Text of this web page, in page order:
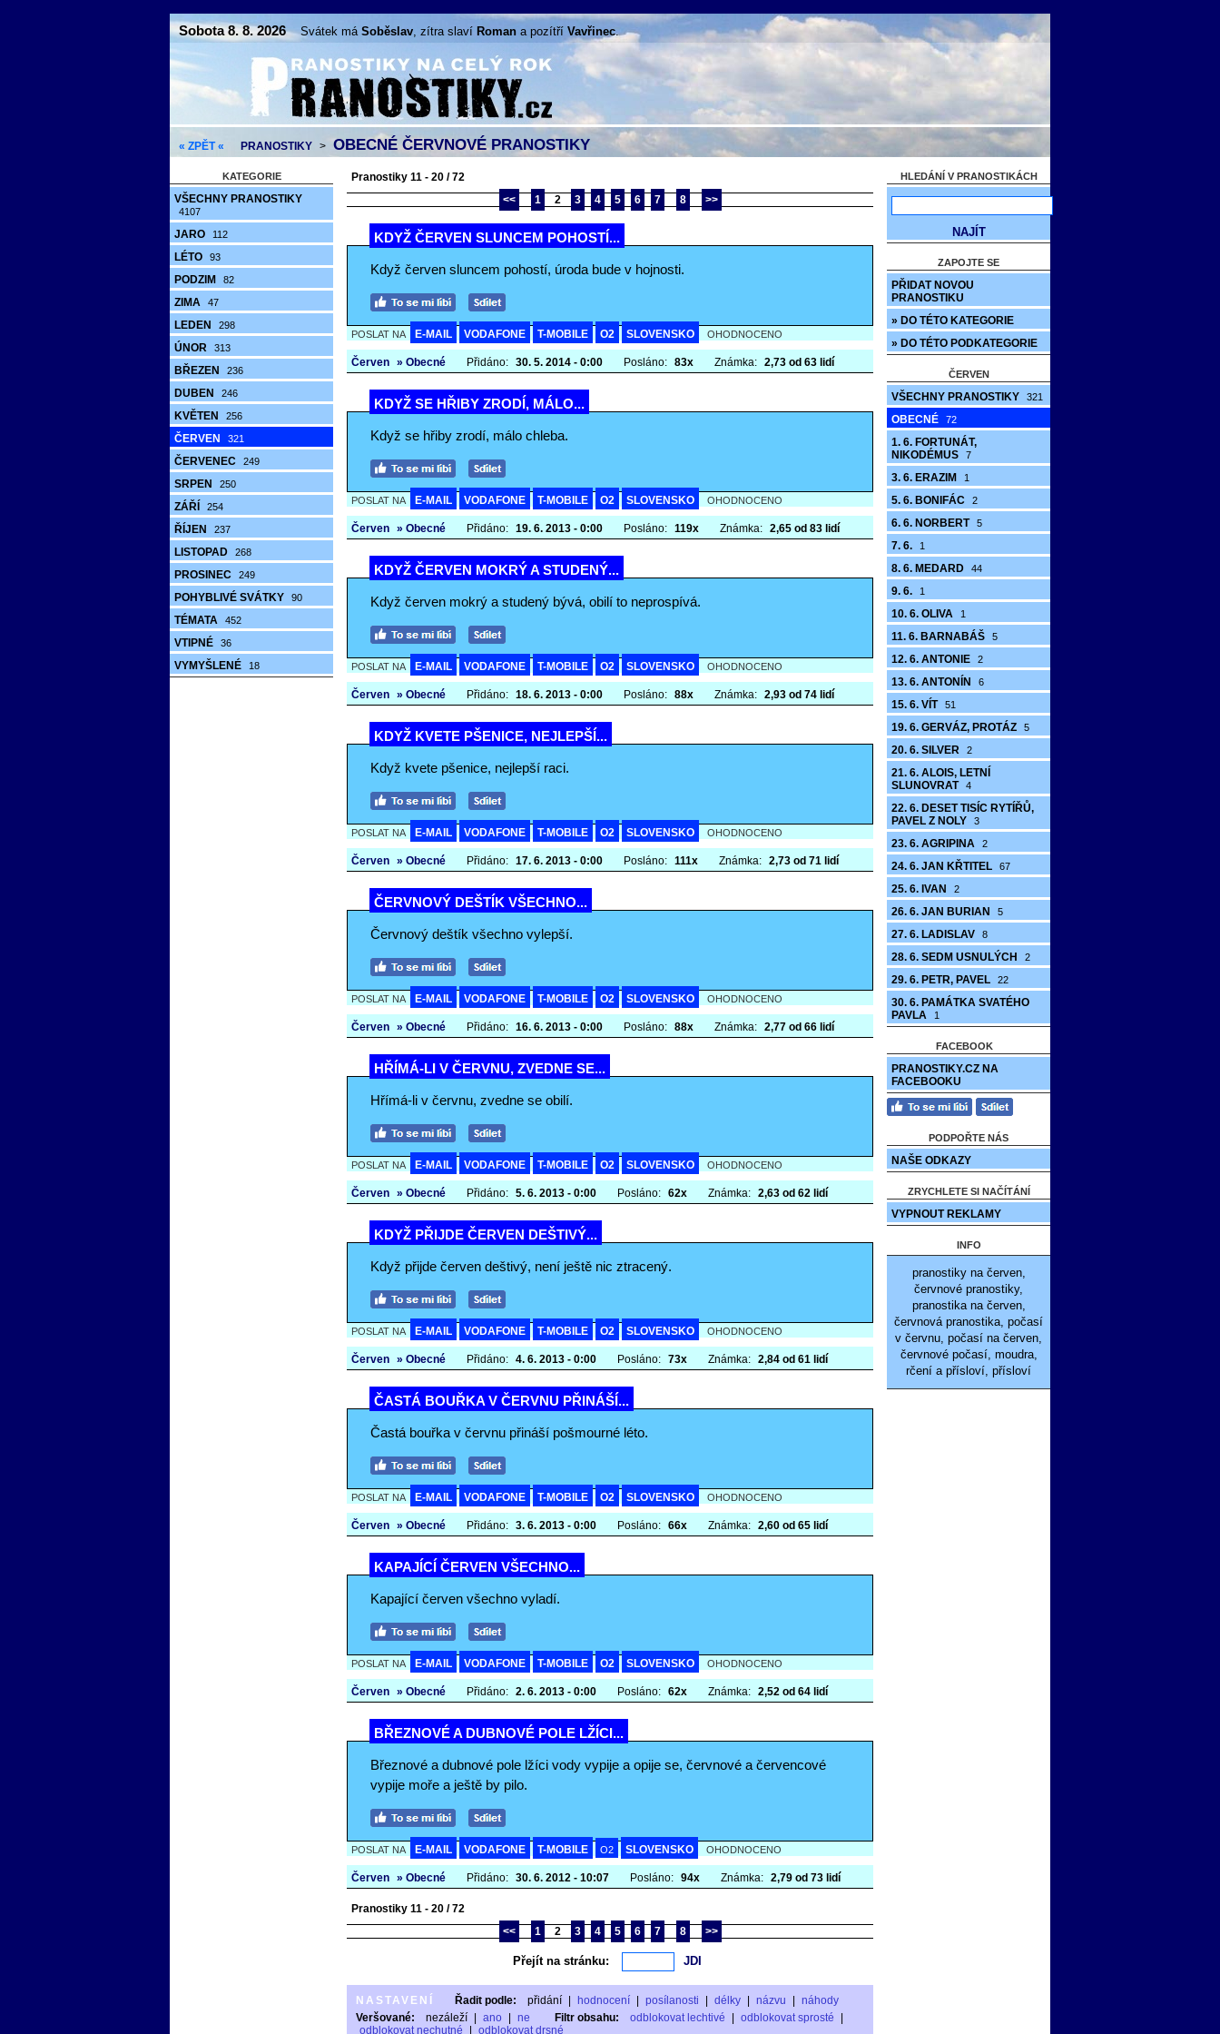
Sobota 8. 8. 2026 Svátek má Soběslav, zítra slaví Roman a pozítří Vavřinec.
« ZPĚT « PRANOSTIKY > OBECNÉ ČERVNOVÉ PRANOSTIKY
KATEGORIE
VŠECHNY PRANOSTIKY
4107
JARO 112
LÉTO 93
PODZIM 82
ZIMA 47
LEDEN 298
ÚNOR 313
BŘEZEN 236
DUBEN 246
KVĚTEN 256
ČERVEN 321
ČERVENEC 249
SRPEN 250
ZÁŘÍ 254
ŘÍJEN 237
LISTOPAD 268
PROSINEC 249
POHYBLIVÉ SVÁTKY 90
TÉMATA 452
VTIPNÉ 36
VYMYŠLENÉ 18
Pranostiky 11 - 20 / 72
<<
1 2 3 4 5 6 7 8 >>
KDYŽ ČERVEN SLUNCEM POHOSTÍ...
Když červen sluncem pohostí, úroda bude v hojnosti.
POSLAT NA E-MAIL VODAFONE T-MOBILE O2 SLOVENSKO OHODNOCENO
Červen » Obecné Přidáno: 30. 5. 2014 - 0:00 Posláno: 83x Známka: 2,73 od 63 lidí
KDYŽ SE HŘIBY ZRODÍ, MÁLO...
Když se hřiby zrodí, málo chleba.
POSLAT NA E-MAIL VODAFONE T-MOBILE O2 SLOVENSKO OHODNOCENO
Červen » Obecné Přidáno: 19. 6. 2013 - 0:00 Posláno: 119x Známka: 2,65 od 83 lidí
KDYŽ ČERVEN MOKRÝ A STUDENÝ...
Když červen mokrý a studený bývá, obilí to neprospívá.
POSLAT NA E-MAIL VODAFONE T-MOBILE O2 SLOVENSKO OHODNOCENO
Červen » Obecné Přidáno: 18. 6. 2013 - 0:00 Posláno: 88x Známka: 2,93 od 74 lidí
KDYŽ KVETE PŠENICE, NEJLEPŠÍ...
Když kvete pšenice, nejlepší raci.
POSLAT NA E-MAIL VODAFONE T-MOBILE O2 SLOVENSKO OHODNOCENO
Červen » Obecné Přidáno: 17. 6. 2013 - 0:00 Posláno: 111x Známka: 2,73 od 71 lidí
ČERVNOVÝ DEŠTÍK VŠECHNO...
Červnový deštík všechno vylepší.
POSLAT NA E-MAIL VODAFONE T-MOBILE O2 SLOVENSKO OHODNOCENO
Červen » Obecné Přidáno: 16. 6. 2013 - 0:00 Posláno: 88x Známka: 2,77 od 66 lidí
HŘÍMÁ-LI V ČERVNU, ZVEDNE SE...
Hřímá-li v červnu, zvedne se obilí.
POSLAT NA E-MAIL VODAFONE T-MOBILE O2 SLOVENSKO OHODNOCENO
Červen » Obecné Přidáno: 5. 6. 2013 - 0:00 Posláno: 62x Známka: 2,63 od 62 lidí
KDYŽ PŘIJDE ČERVEN DEŠTIVÝ...
Když přijde červen deštivý, není ještě nic ztracený.
POSLAT NA E-MAIL VODAFONE T-MOBILE O2 SLOVENSKO OHODNOCENO
Červen » Obecné Přidáno: 4. 6. 2013 - 0:00 Posláno: 73x Známka: 2,84 od 61 lidí
ČASTÁ BOUŘKA V ČERVNU PŘINÁŠÍ...
Častá bouřka v červnu přináší pošmourné léto.
POSLAT NA E-MAIL VODAFONE T-MOBILE O2 SLOVENSKO OHODNOCENO
Červen » Obecné Přidáno: 3. 6. 2013 - 0:00 Posláno: 66x Známka: 2,60 od 65 lidí
KAPAJÍCÍ ČERVEN VŠECHNO...
Kapající červen všechno vyladí.
POSLAT NA E-MAIL VODAFONE T-MOBILE O2 SLOVENSKO OHODNOCENO
Červen » Obecné Přidáno: 2. 6. 2013 - 0:00 Posláno: 62x Známka: 2,52 od 64 lidí
BŘEZNOVÉ A DUBNOVÉ POLE LŽÍCI...
Březnové a dubnové pole lžíci vody vypije a opije se, červnové a červencové
vypije moře a ještě by pilo.
POSLAT NA E-MAIL VODAFONE T-MOBILE O2 SLOVENSKO OHODNOCENO
Červen » Obecné Přidáno: 30. 6. 2012 - 10:07 Posláno: 94x Známka: 2,79 od 73 lidí
Pranostiky 11 - 20 / 72
<<
1 2 3 4 5 6 7 8 >>
Přejít na stránku:
NASTAVENÍ Řadit podle: přidání hodnocení posílanosti délky názvu
náhody
Veršované:
nezáleží ano ne Filtr obsahu: odblokovat lechtivé odblokovat sprosté
odblokovat nechutné
odblokovat drsné
HLEDÁNÍ V PRANOSTIKÁCH
ZAPOJTE SE
PŘIDAT NOVOU
PRANOSTIKU
» DO TÉTO KATEGORIE
» DO TÉTO PODKATEGORIE
ČERVEN
VŠECHNY PRANOSTIKY 321
OBECNÉ 72
1. 6. FORTUNÁT,
NIKODÉMUS
7
3. 6. ERAZIM 1
5. 6. BONIFÁC 2
6. 6. NORBERT 5
7. 6. 1
8. 6. MEDARD 44
9. 6. 1
10. 6. OLIVA 1
11. 6. BARNABÁŠ 5
12. 6. ANTONIE 2
13. 6. ANTONÍN 6
15. 6. VÍT 51
19. 6. GERVÁZ, PROTÁZ 5
20. 6. SILVER 2
21. 6. ALOIS, LETNÍ
SLUNOVRAT 4
22. 6. DESET TISÍC RYTÍŘŮ,
PAVEL Z NOLY
3
23. 6. AGRIPINA 2
24. 6. JAN KŘTITEL 67
25. 6. IVAN 2
26. 6. JAN BURIAN 5
27. 6. LADISLAV 8
28. 6. SEDM USNULÝCH 2
29. 6. PETR, PAVEL 22
30. 6. PAMÁTKA SVATÉHO
PAVLA
1
FACEBOOK
PRANOSTIKY.CZ NA
FACEBOOKU
PODPOŘTE NÁS
NAŠE ODKAZY
ZRYCHLETE SI NAČÍTÁNÍ
VYPNOUT REKLAMY
INFO
pranostiky na červen,
červnové pranostiky,
pranostika na červen,
červnová pranostika, počasí
v červnu, počasí na červen,
červnové počasí, moudra,
rčení a přísloví, přísloví